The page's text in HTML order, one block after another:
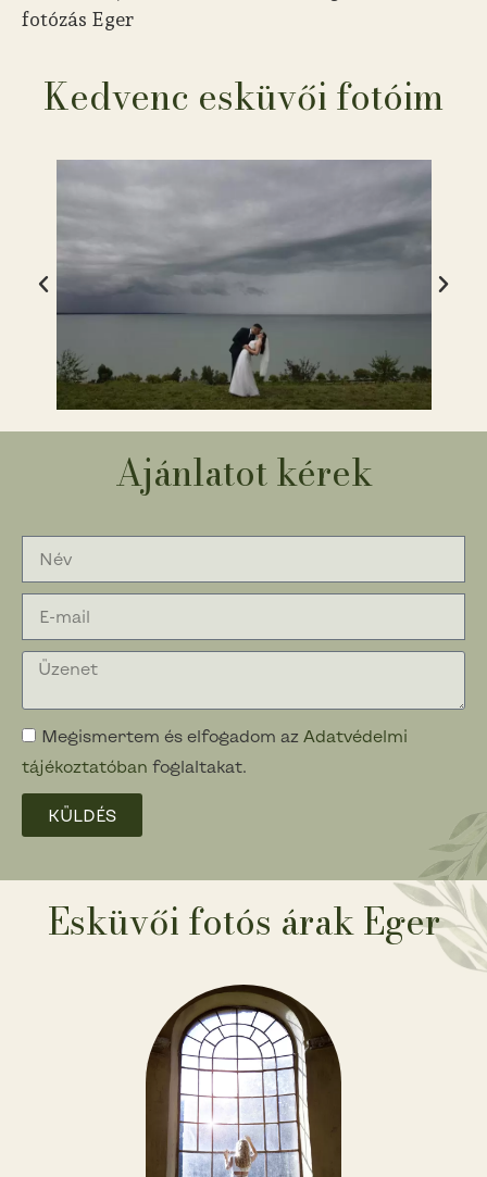
fotózás Eger
Kedvenc esküvői fotóim
Ajánlatot kérek
Megismertem és elfogadom az Adatvédelmi
tájékoztatóban foglaltakat.
KÜLDÉS
Esküvői fotós árak Eger